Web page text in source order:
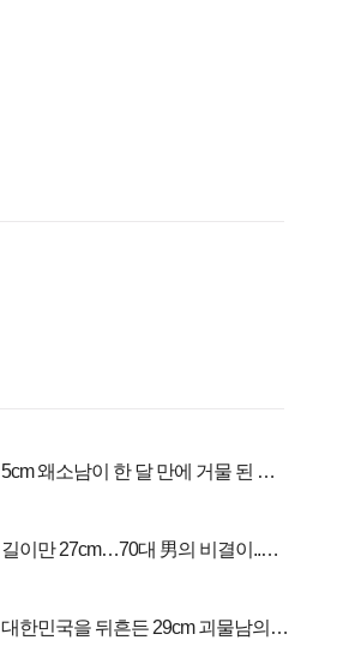
5cm 왜소남이 한 달 만에 거물 된 사
길이만 27cm…70대 男의 비결이..충
대한민국을 뒤흔든 29cm 괴물남의